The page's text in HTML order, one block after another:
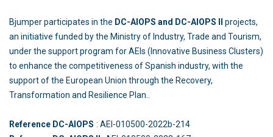
Bjumper participates in the DC-AIOPS and DC-AIOPS II
projects,
an initiative funded by the Ministry of Industry, Trade and Tourism,
under the support program for AEIs (Innovative Business Clusters)
to enhance the competitiveness of Spanish industry, with the
support of the European Union through the Recovery,
Transformation and Resilience Plan..
Reference DC-AIOPS : AEI-010500-2022b-214